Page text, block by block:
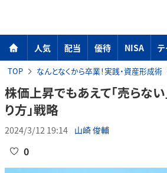
人気 配当 優待 NISA
TOP なんとなくから卒業！実践・資産形成術
株価上昇でもあえて「売らない
り方」戦略
2024/3/12 19:14 山崎 俊輔
0